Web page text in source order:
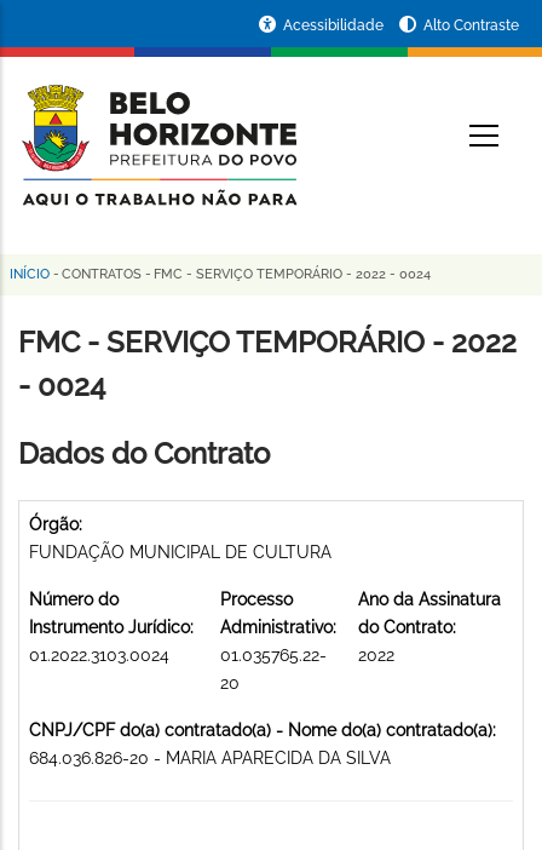
conteúdo
principal
da
Prefeitura
de
Horizonte
Acessibilidade Alto Contraste
Trilha
de
navegação
INÍCIO - CONTRATOS - FMC - SERVIÇO TEMPORÁRIO - 2022 - 0024
FMC - SERVIÇO TEMPORÁRIO - 2022
- 0024
Dados do Contrato
Órgão:
FUNDAÇÃO MUNICIPAL DE CULTURA
Número do
Instrumento Jurídico:
01.2022.3103.0024
Processo
Administrativo:
01.035765.22-
20
Ano da Assinatura
do Contrato:
2022
CNPJ/CPF do(a) contratado(a) - Nome do(a) contratado(a):
684.036.826-20 - MARIA APARECIDA DA SILVA